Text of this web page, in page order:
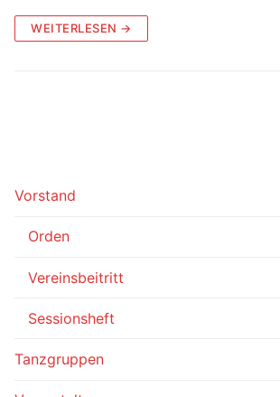
WEITERLESEN →
Vorstand
Orden
Vereinsbeitritt
Sessionsheft
Tanzgruppen